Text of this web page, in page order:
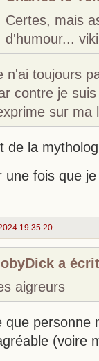
Certes, mais
d'humour...
n'ai toujours
contre je
sur ma
de la
une fois que
19:35:20
a
aigreurs
que personne
(voire